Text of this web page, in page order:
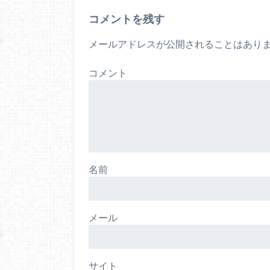
コメントを残す
メールアドレスが公開されることはあり
コメント
名前
メール
サイト